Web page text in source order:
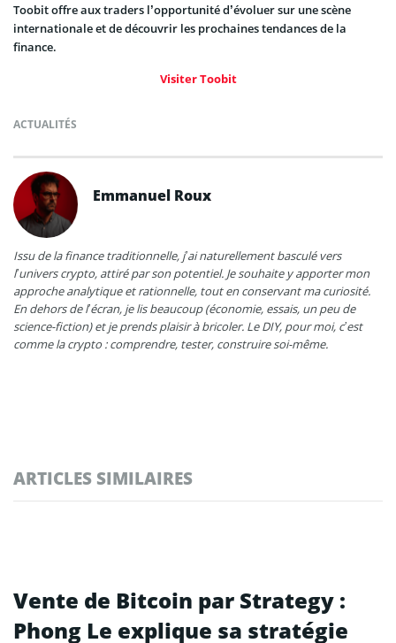
Toobit offre aux traders l’opportunité d’évoluer sur une scène
internationale et de découvrir les prochaines tendances de la
finance.
Visiter Toobit
ACTUALITÉS
Emmanuel Roux
Issu de la finance traditionnelle, j’ai naturellement basculé vers
l’univers crypto, attiré par son potentiel. Je souhaite y apporter mon
approche analytique et rationnelle, tout en conservant ma curiosité.
En dehors de l’écran, je lis beaucoup (économie, essais, un peu de
science-fiction) et je prends plaisir à bricoler. Le DIY, pour moi, c’est
comme la crypto : comprendre, tester, construire soi-même.
ARTICLES SIMILAIRES
Vente de Bitcoin par Strategy :
Phong Le explique sa stratégie